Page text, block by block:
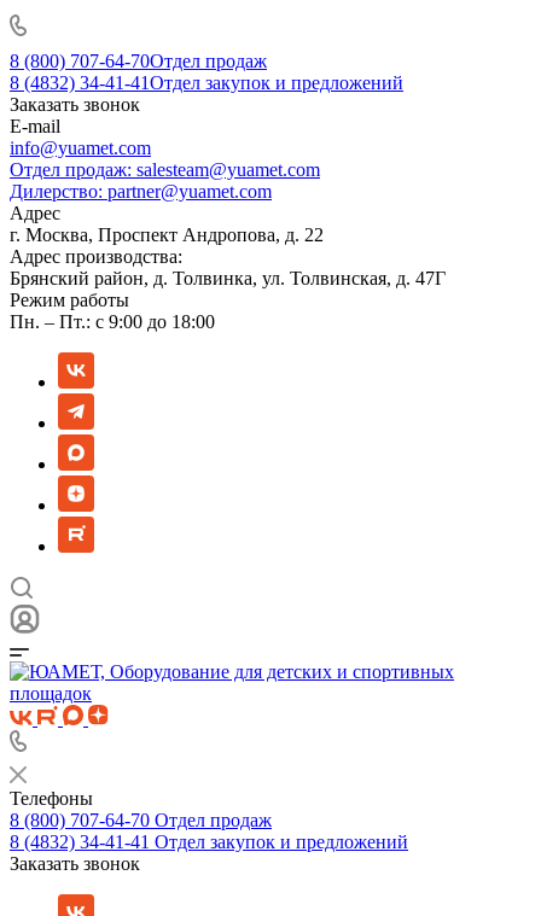
8 (800) 707-64-70Отдел продаж
8 (4832) 34-41-41Отдел закупок и предложений
Заказать звонок
E-mail
info@yuamet.com
Отдел продаж: salesteam@yuamet.com
Дилерство: partner@yuamet.com
Адрес
г. Москва, Проспект Андропова, д. 22
Адрес производства:
Брянский район, д. Толвинка, ул. Толвинская, д. 47Г
Режим работы
Пн. – Пт.: с 9:00 до 18:00
Телефоны
8 (800) 707-64-70 Отдел продаж
8 (4832) 34-41-41 Отдел закупок и предложений
Заказать звонок